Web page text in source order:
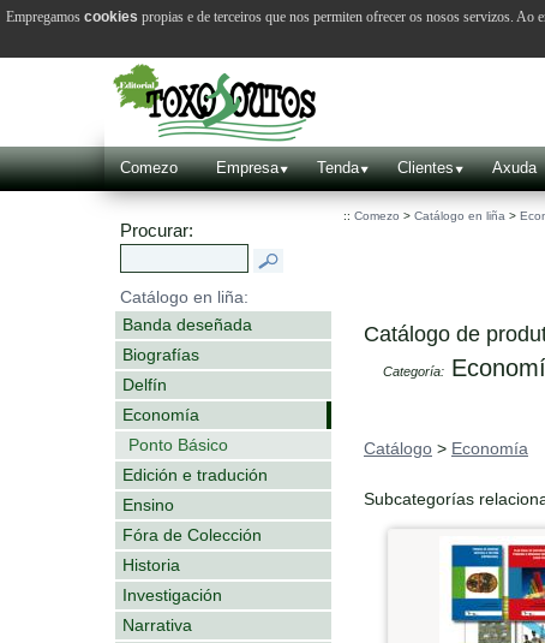
Comezo Empresa Tenda Clientes Axuda
Procurar:
Catálogo en liña:
Banda deseñada
Biografías
Delfín
Economía
Ponto Básico
Edición e tradución
Ensino
Fóra de Colección
Historia
Investigación
Narrativa
:: Comezo > Catálogo en liña >
Catálogo de
Categoría:
Catálogo > Economía
Subcategorías
Empregamos cookies propias e de terceiros que nos permiten ofrecer os nosos servizos. Ao